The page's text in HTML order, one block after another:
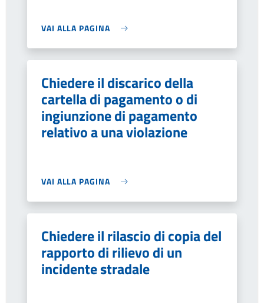
VAI ALLA PAGINA
Chiedere il discarico della
cartella di pagamento o di
ingiunzione di pagamento
relativo a una violazione
VAI ALLA PAGINA
Chiedere il rilascio di copia del
rapporto di rilievo di un
incidente stradale